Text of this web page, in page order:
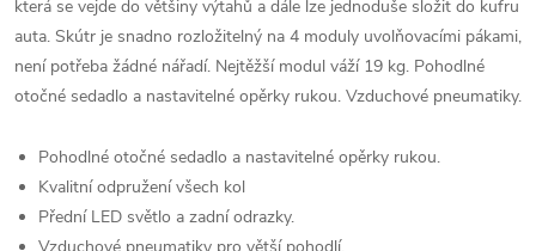
která se vejde do většiny výtahů a dále lze jednoduše složit do kufru
auta. Skútr je snadno rozložitelný na 4 moduly uvolňovacími pákami,
není potřeba žádné nářadí. Nejtěžší modul váží 19 kg. Pohodlné
otočné sedadlo a nastavitelné opěrky rukou. Vzduchové pneumatiky.
Pohodlné otočné sedadlo a nastavitelné opěrky rukou.
Kvalitní odpružení všech kol
Přední LED světlo a zadní odrazky.